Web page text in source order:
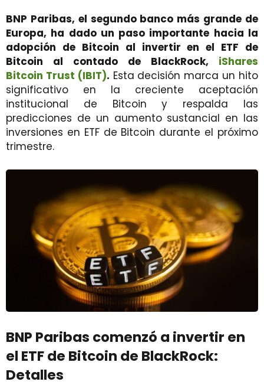
BNP Paribas, el segundo banco más grande de
Europa, ha dado un paso importante hacia la
adopción de Bitcoin al invertir en el ETF de
Bitcoin al contado de BlackRock, iShares
Bitcoin Trust (IBIT). Esta decisión marca un hito
significativo en la creciente aceptación
institucional de Bitcoin y respalda las
predicciones de un aumento sustancial en las
inversiones en ETF de Bitcoin durante el próximo
trimestre.
BNP Paribas comenzó a invertir en
el ETF de Bitcoin de BlackRock:
Detalles